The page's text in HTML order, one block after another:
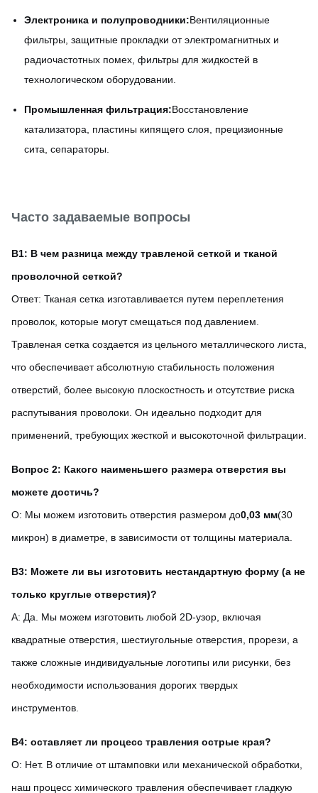
Электроника и полупроводники:Вентиляционные
фильтры, защитные прокладки от электромагнитных и
радиочастотных помех, фильтры для жидкостей в
технологическом оборудовании.
Промышленная фильтрация:Восстановление
катализатора, пластины кипящего слоя, прецизионные
сита, сепараторы.
Часто задаваемые вопросы
В1: В чем разница между травленой сеткой и тканой
проволочной сеткой?
Ответ: Тканая сетка изготавливается путем переплетения
проволок, которые могут смещаться под давлением.
Травленая сетка создается из цельного металлического листа,
что обеспечивает абсолютную стабильность положения
отверстий, более высокую плоскостность и отсутствие риска
распутывания проволоки. Он идеально подходит для
применений, требующих жесткой и высокоточной фильтрации.
Вопрос 2: Какого наименьшего размера отверстия вы
можете достичь?
О: Мы можем изготовить отверстия размером до0,03 мм(30
микрон) в диаметре, в зависимости от толщины материала.
В3: Можете ли вы изготовить нестандартную форму (а не
только круглые отверстия)?
А: Да. Мы можем изготовить любой 2D-узор, включая
квадратные отверстия, шестиугольные отверстия, прорези, а
также сложные индивидуальные логотипы или рисунки, без
необходимости использования дорогих твердых
инструментов.
В4: оставляет ли процесс травления острые края?
О: Нет. В отличие от штамповки или механической обработки,
наш процесс химического травления обеспечивает гладкую